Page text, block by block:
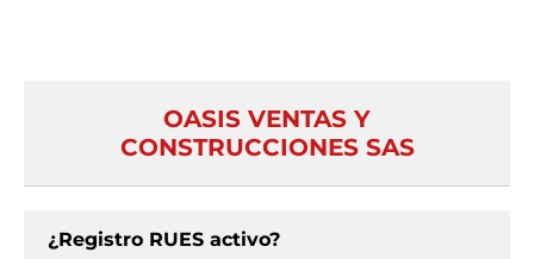
OASIS VENTAS Y
CONSTRUCCIONES SAS
¿Registro RUES activo?